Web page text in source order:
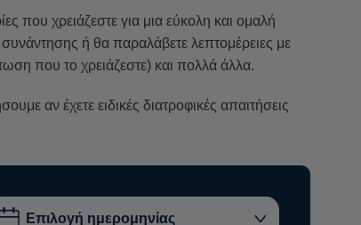
που χρειάζεστε για μια εύκολη και ομαλή
συνάντησης ή θα παραλάβετε λεπτομέρειες με
που το χρειάζεστε) και πολλά άλλα.
αν έχετε ειδικές διατροφικές απαιτήσεις